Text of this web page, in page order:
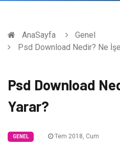
AnaSayfa
Genel
Psd Download Nedir? Ne
Psd Download
Yarar?
GENEL Tem 2018, Cum